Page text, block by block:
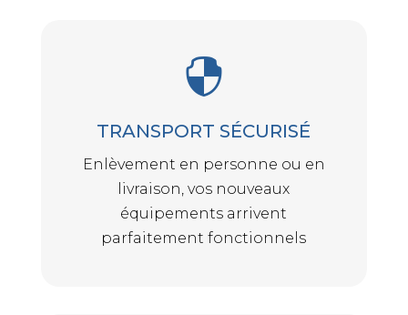

TRANSPORT SÉCURISÉ
Enlèvement en personne ou en
livraison, vos nouveaux
équipements arrivent
parfaitement fonctionnels